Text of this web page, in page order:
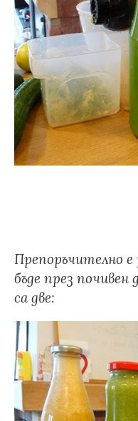
Препоръчително
бъде през
са две: